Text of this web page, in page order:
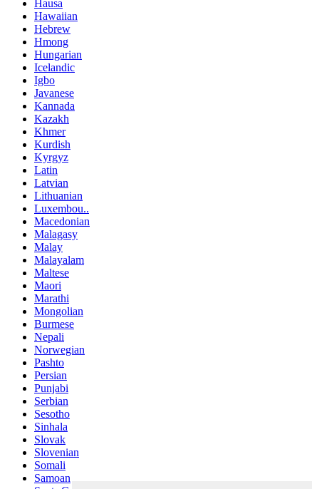
Hausa
Hawaiian
Hebrew
Hmong
Hungarian
Icelandic
Igbo
Javanese
Kannada
Kazakh
Khmer
Kurdish
Kyrgyz
Latin
Latvian
Lithuanian
Luxembou..
Macedonian
Malagasy
Malay
Malayalam
Maltese
Maori
Marathi
Mongolian
Burmese
Nepali
Norwegian
Pashto
Persian
Punjabi
Serbian
Sesotho
Sinhala
Slovak
Slovenian
Somali
Samoan